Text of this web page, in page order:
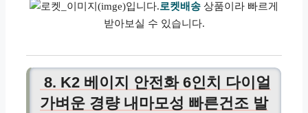
로켓배송 상품이라 빠르게
받아보실 수 있습니다.
8. K2 베이지 안전화 6인치 다이얼
가벼운 경량 내마모성 빠른건조 발